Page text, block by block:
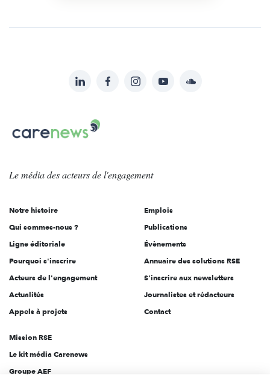
sur:
LinkedInFacebookInstagramYouTubeSoundcloud
Le
des
l'engagement
Le médiades acteursde l'engagement
Notre histoire
Qui sommes-nous ?
Ligne éditoriale
Pourquoi s'inscrire
Acteurs de l'engagement
Actualités
Appels à projets
Emplois
Publications
Évènements
Annuaire des solutions RSE
S'inscrire aux newsletters
Journalistes et rédacteurs
Contact
Mission RSE
Le kit média Carenews
Groupe AEF